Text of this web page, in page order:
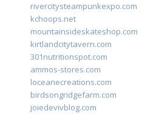
rivercitysteampunkexpo.com
kchoops.net
mountainsideskateshop.com
kirtlandcitytavern.com
301nutritionspot.com
ammos-stores.com
loceanecreations.com
birdsongridgefarm.com
joiedevivblog.com